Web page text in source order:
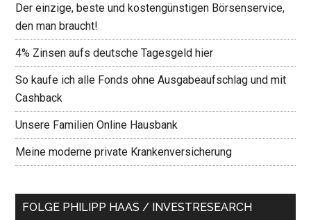
Der einzige, beste und kostengünstigen Börsenservice,
den man braucht!
4% Zinsen aufs deutsche Tagesgeld hier
So kaufe ich alle Fonds ohne Ausgabeaufschlag und mit
Cashback
Unsere Familien Online Hausbank
Meine moderne private Krankenversicherung
FOLGE PHILIPP HAAS / INVESTRESEARCH